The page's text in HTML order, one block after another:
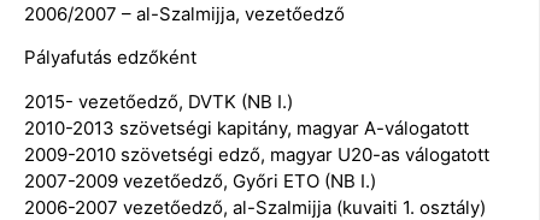
2006/2007 – al-Szalmijja, vezetőedző
Pályafutás edzőként
2015- vezetőedző, DVTK (NB I.)
2010-2013 szövetségi kapitány, magyar A-válogatott
2009-2010 szövetségi edző, magyar U20-as válogatott
2007-2009 vezetőedző, Győri ETO (NB I.)
2006-2007 vezetőedző, al-Szalmijja (kuvaiti 1. osztály)